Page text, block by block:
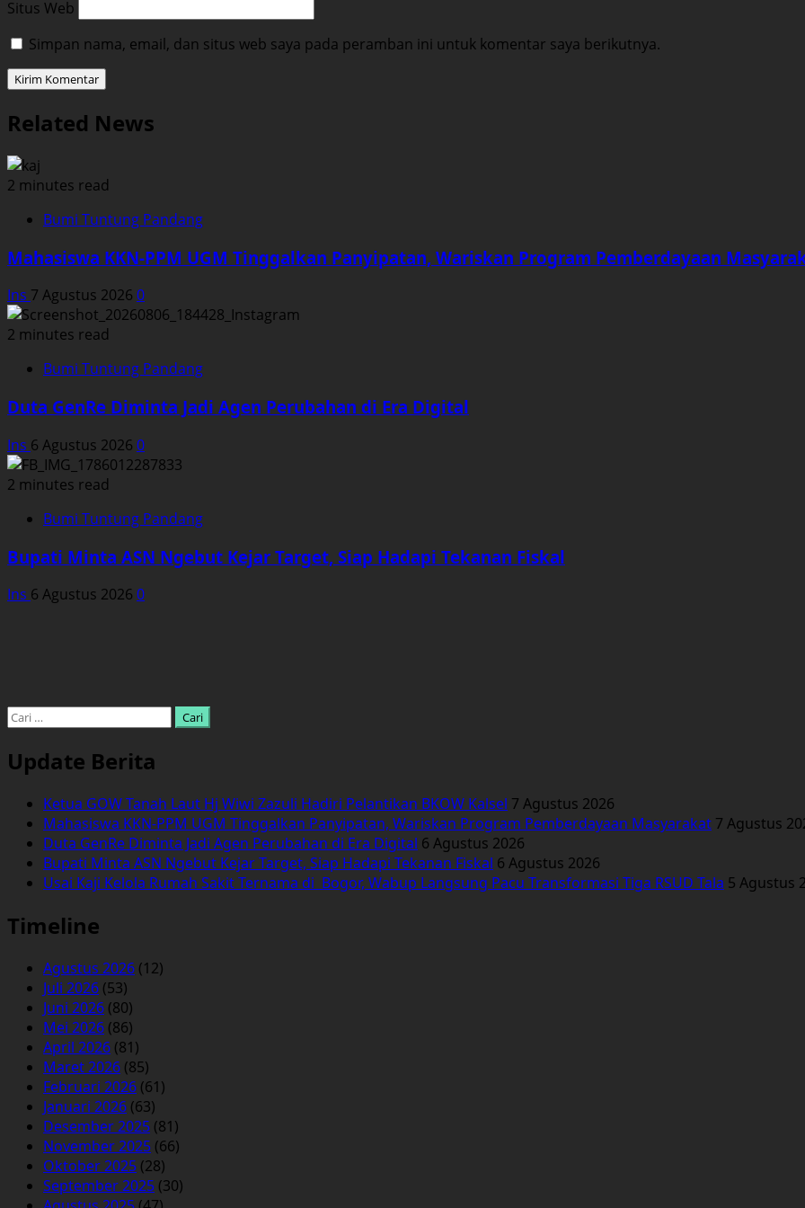
Situs Web
Simpan nama, email, dan situs web saya pada peramban ini untuk komentar saya berikutnya.
Related News
2 minutes read
Bumi Tuntung Pandang
Mahasiswa KKN-PPM UGM Tinggalkan Panyipatan, Wariskan Program Pemberdayaan
Ins 7 Agustus 2026 0
2 minutes read
Bumi Tuntung Pandang
Duta GenRe Diminta Jadi Agen Perubahan di Era Digital
Ins 6 Agustus 2026 0
2 minutes read
Bumi Tuntung Pandang
Bupati Minta ASN Ngebut Kejar Target, Siap Hadapi Tekanan Fiskal
Ins 6 Agustus 2026 0
Cari
Update Berita
Ketua GOW Tanah Laut Hj Wiwi Zazuli Hadiri Pelantikan BKOW Kalsel 7 Agustus 2026
Mahasiswa KKN-PPM UGM Tinggalkan Panyipatan, Wariskan Program Pemberdayaan Masyarakat 7 Agustus
Duta GenRe Diminta Jadi Agen Perubahan di Era Digital 6 Agustus 2026
Bupati Minta ASN Ngebut Kejar Target, Siap Hadapi Tekanan Fiskal 6 Agustus 2026
Usai Kaji Kelola Rumah Sakit Ternama di Bogor, Wabup Langsung Pacu Transformasi Tiga RSUD Tala 5 Agustus
Timeline
Agustus 2026 (12)
Juli 2026 (53)
Juni 2026 (80)
Mei 2026 (86)
April 2026 (81)
Maret 2026 (85)
Februari 2026 (61)
Januari 2026 (63)
Desember 2025 (81)
November 2025 (66)
Oktober 2025 (28)
September 2025 (30)